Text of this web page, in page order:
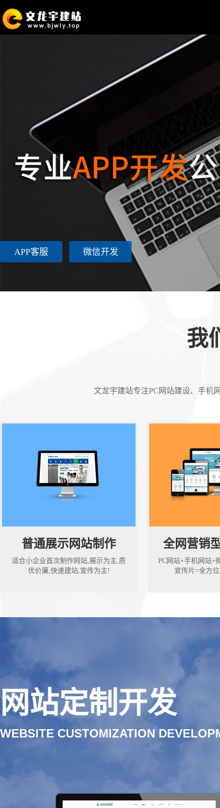
APP客服 微信开发
我
文龙宇建站专注PC网站建设、手机
普通展示网站制作
适合小企业首次制作网站,展示为主,质
优价廉,快速建站,宣传为主!
全网营销
PC网站+手机网站+
宣传片=全方
网站定制开发
WEBSITE CUSTOMIZATION